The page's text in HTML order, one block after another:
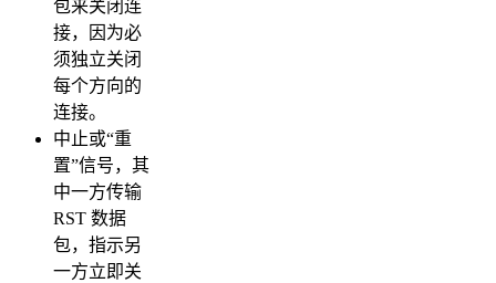
包来关闭连
接，因为必
须独立关闭
每个方向的
连接。
中止或“重
置”信号，其
中一方传输
RST 数据
包，指示另
一方立即关